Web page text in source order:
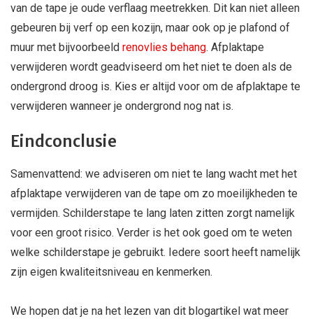
van de tape je oude verflaag meetrekken. Dit kan niet alleen
gebeuren bij verf op een kozijn, maar ook op je plafond of
muur met bijvoorbeeld renovlies behang. Afplaktape
verwijderen wordt geadviseerd om het niet te doen als de
ondergrond droog is. Kies er altijd voor om de afplaktape te
verwijderen wanneer je ondergrond nog nat is.
Eindconclusie
Samenvattend: we adviseren om niet te lang wacht met het
afplaktape verwijderen van de tape om zo moeilijkheden te
vermijden. Schilderstape te lang laten zitten zorgt namelijk
voor een groot risico. Verder is het ook goed om te weten
welke schilderstape je gebruikt. Iedere soort heeft namelijk
zijn eigen kwaliteitsniveau en kenmerken.
We hopen dat je na het lezen van dit blogartikel wat meer